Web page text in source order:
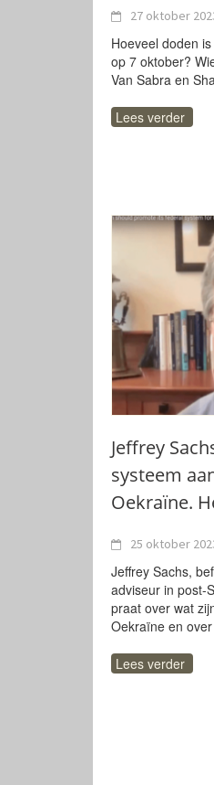
27 oktober
Hoeveel doden
op 7 oktober?
Van Sabra en
Lees verder
Jeffrey
systeem
Oekraïne.
25 oktober
Jeffrey Sachs,
adviseur in post-
praat over wat
Oekraïne en over
Lees verder